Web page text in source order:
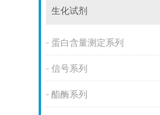
生化试剂
蛋白含量测定系列
信号系列
酯酶系列